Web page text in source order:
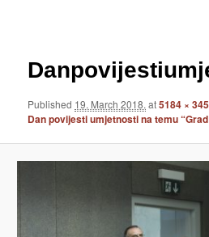
Published 19. March 2018. at5184 ×
Dan povijesti umjetnosti na temu